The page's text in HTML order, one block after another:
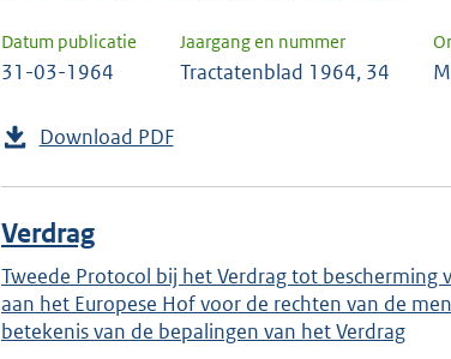
Datum publicatie
31-03-1964
Jaargang en nummer
Tractatenblad 1964, 34
Download PDF
Verdrag
Tweede Protocol bij het Verdrag tot
aan het Europese Hof voor de rechten van de
betekenis van de bepalingen van het Verdrag